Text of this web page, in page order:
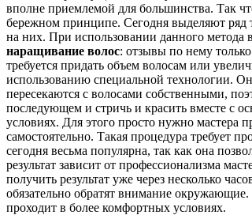
вполне приемлемой для большинства. Так
бережном принципе. Сегодня выделяют ряд
на них. При использовании данного метода
наращивание волос: отзывы по нему
требуется придать объем волосам или
использованию специальной технологии.
пересекаются с волосами собственными,
последующем и стричь и красить вместе с
условиях. Для этого просто нужно мастера
самостоятельно. Такая процедура требует
сегодня весьма популярна, так как она
результат зависит от профессионализма
получить результат уже через несколько
обязательно обратят внимание
проходит в более комфортных условиях.